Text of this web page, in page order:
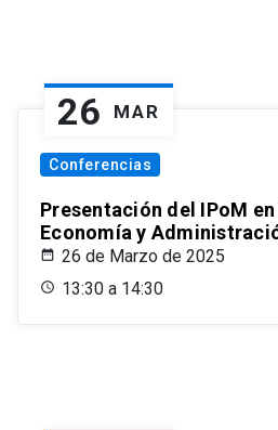
26 MAR
Conferencias
Presentación del IPoM
Economía y
26 de Marzo de 2025
13:30 a 14:30